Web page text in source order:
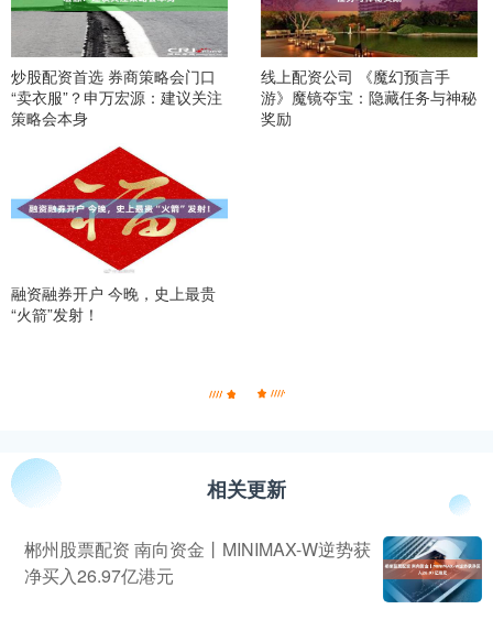
炒股配资首选 券商策略会门口
“卖衣服”？申万宏源：建议关注
策略会本身
线上配资公司 《魔幻预言手
游》魔镜夺宝：隐藏任务与神秘
奖励
融资融券开户 今晚，史上最贵
“火箭”发射！
相关更新
郴州股票配资 南向资金丨MINIMAX-W逆势获
净买入26.97亿港元